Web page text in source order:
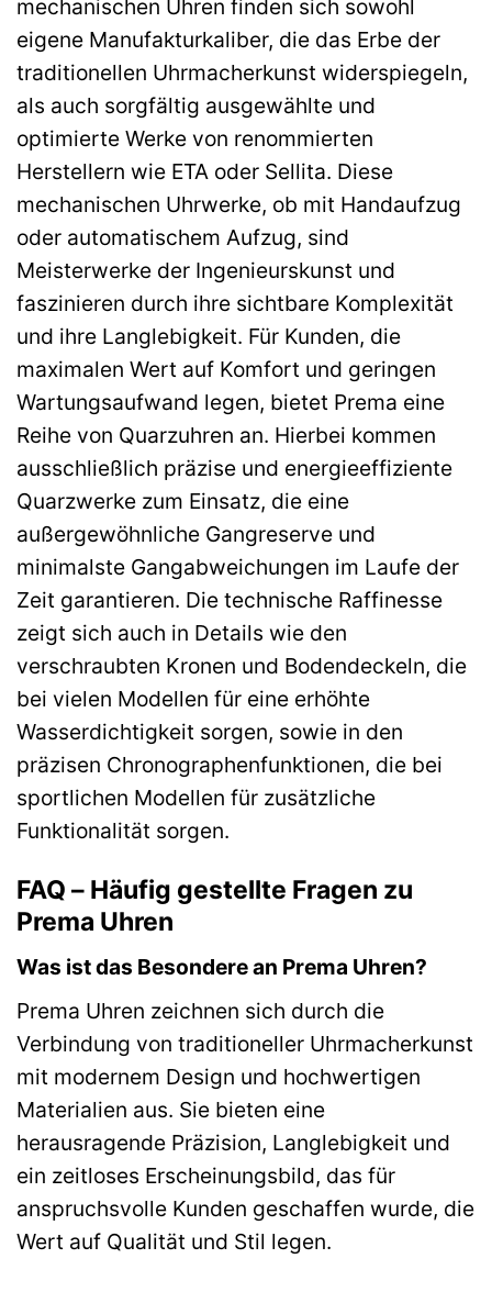
mechanischen Uhren finden sich sowohl
eigene Manufakturkaliber, die das Erbe der
traditionellen Uhrmacherkunst widerspiegeln,
als auch sorgfältig ausgewählte und
optimierte Werke von renommierten
Herstellern wie ETA oder Sellita. Diese
mechanischen Uhrwerke, ob mit Handaufzug
oder automatischem Aufzug, sind
Meisterwerke der Ingenieurskunst und
faszinieren durch ihre sichtbare Komplexität
und ihre Langlebigkeit. Für Kunden, die
maximalen Wert auf Komfort und geringen
Wartungsaufwand legen, bietet Prema eine
Reihe von Quarzuhren an. Hierbei kommen
ausschließlich präzise und energieeffiziente
Quarzwerke zum Einsatz, die eine
außergewöhnliche Gangreserve und
minimalste Gangabweichungen im Laufe der
Zeit garantieren. Die technische Raffinesse
zeigt sich auch in Details wie den
verschraubten Kronen und Bodendeckeln, die
bei vielen Modellen für eine erhöhte
Wasserdichtigkeit sorgen, sowie in den
präzisen Chronographenfunktionen, die bei
sportlichen Modellen für zusätzliche
Funktionalität sorgen.
FAQ – Häufig gestellte Fragen zu
Prema Uhren
Was ist das Besondere an Prema Uhren?
Prema Uhren zeichnen sich durch die
Verbindung von traditioneller Uhrmacherkunst
mit modernem Design und hochwertigen
Materialien aus. Sie bieten eine
herausragende Präzision, Langlebigkeit und
ein zeitloses Erscheinungsbild, das für
anspruchsvolle Kunden geschaffen wurde, die
Wert auf Qualität und Stil legen.